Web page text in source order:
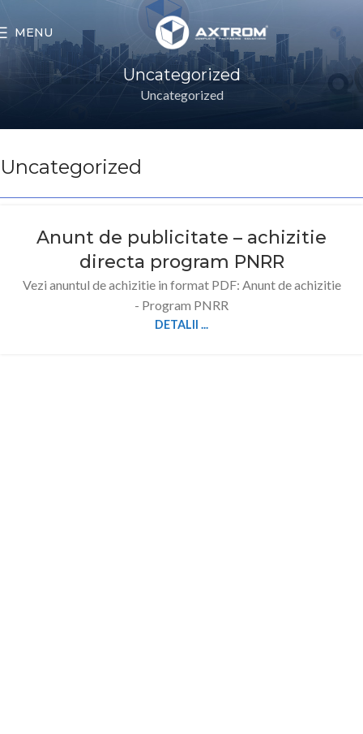
MENU
Uncategorized
Uncategorized
Uncategorized
Anunt de publicitate – achizitie
directa program PNRR
Vezi anuntul de achizitie in format PDF: Anunt de achizitie
- Program PNRR
DETALII ...